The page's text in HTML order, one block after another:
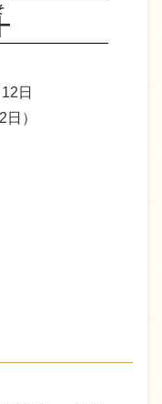
日
）